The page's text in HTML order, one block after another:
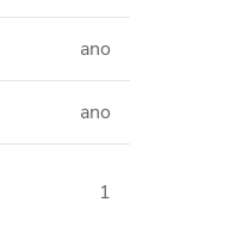
ano
ano
1